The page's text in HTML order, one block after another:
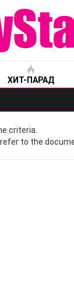
ХИТ-ПАРАД
criteria.
to the